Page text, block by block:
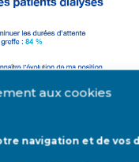
aux cookies
navigation et de vos